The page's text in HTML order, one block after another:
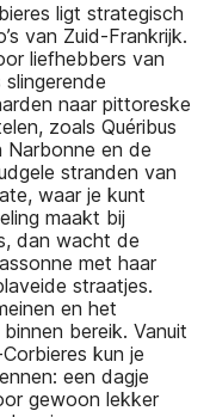
ligt strategisch
van Zuid-Frankrijk.
liefhebbers van
naar pittoreske
zoals Quéribus
Narbonne en de
stranden van
waar je kunt
maakt bij
dan wacht de
met haar
straatjes.
en het
bereik. Vanuit
kun je
een dagje
gewoon lekker